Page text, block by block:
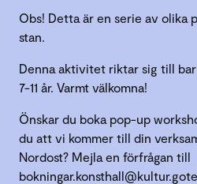
Obs! Detta är en serie av olika
stan.
Denna aktivitet riktar sig till
7-11 år. Varmt välkomna!
Önskar du boka pop-up
du att vi kommer till din
Nordost? Mejla en förfrågan till